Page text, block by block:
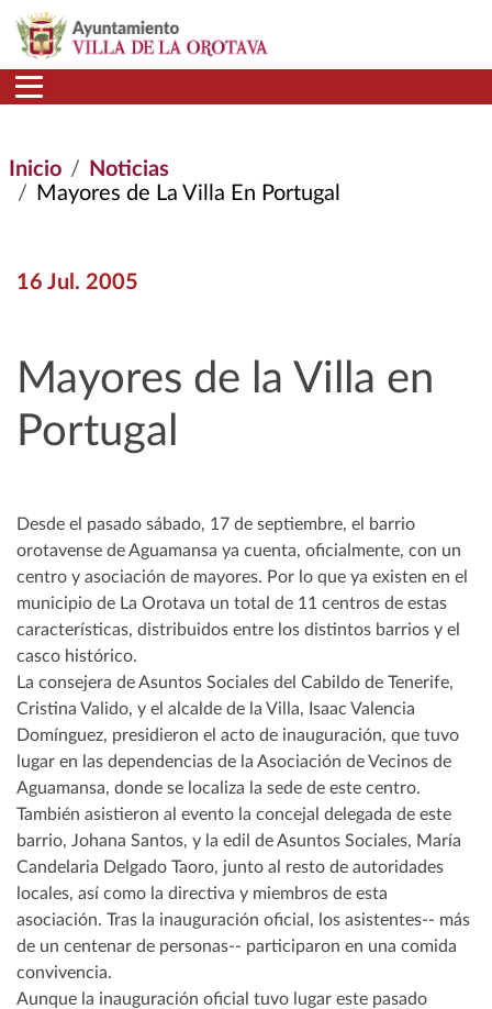
Pasar al contenido principal
Inicio
Noticias
Mayores de La Villa En Portugal
16 Jul. 2005
Mayores de la Villa en
Portugal
Desde el pasado sábado, 17 de septiembre, el barrio
orotavense de Aguamansa ya cuenta, oficialmente, con un
centro y asociación de mayores. Por lo que ya existen en el
municipio de La Orotava un total de 11 centros de estas
características, distribuidos entre los distintos barrios y el
casco histórico.
La consejera de Asuntos Sociales del Cabildo de Tenerife,
Cristina Valido, y el alcalde de la Villa, Isaac Valencia
Domínguez, presidieron el acto de inauguración, que tuvo
lugar en las dependencias de la Asociación de Vecinos de
Aguamansa, donde se localiza la sede de este centro.
También asistieron al evento la concejal delegada de este
barrio, Johana Santos, y la edil de Asuntos Sociales, María
Candelaria Delgado Taoro, junto al resto de autoridades
locales, así como la directiva y miembros de esta
asociación. Tras la inauguración oficial, los asistentes-- más
de un centenar de personas-- participaron en una comida
convivencia.
Aunque la inauguración oficial tuvo lugar este pasado